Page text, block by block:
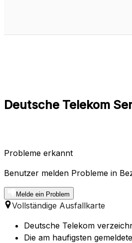
Deutsche Telekom
Probleme erkannt
Benutzer melden Probleme in
Melde ein Problem
Vollständige Ausfallkarte
Deutsche Telekom
Die am haufigsten